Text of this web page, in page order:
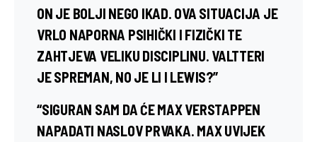
ON JE BOLJI NEGO IKAD. OVA SITUACIJA JE
VRLO NAPORNA PSIHIČKI I FIZIČKI TE
ZAHTJEVA VELIKU DISCIPLINU. VALTTERI
JE SPREMAN, NO JE LI I LEWIS?”
“SIGURAN SAM DA ĆE MAX VERSTAPPEN
NAPADATI NASLOV PRVAKA. MAX UVIJEK